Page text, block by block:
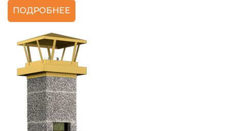
ПОДРОБНЕЕ